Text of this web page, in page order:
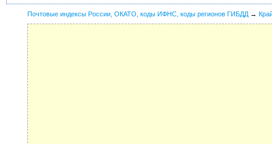
Почтовые индексы России, ОКАТО, коды ИФНС, коды регионов ГИБДД →